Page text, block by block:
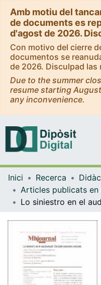
Amb motiu del
de documents es
d'agost de 2026.
Con motivo del cierre
documentos se
de 2026. Disculpad las
Due to the summer
resume starting
any inconvenience.
Inici Recerca